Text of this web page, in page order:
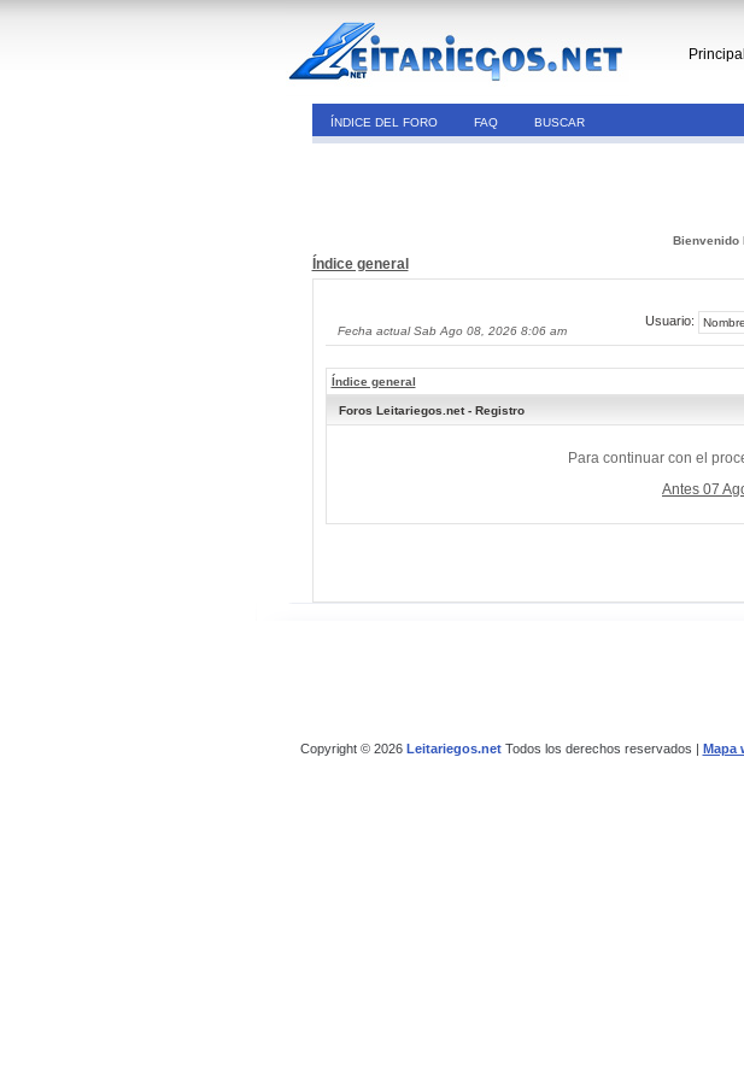
Principal
ÍNDICE DEL FORO FAQ BUSCAR
Bienvenido
Índice general
Fecha actual Sab Ago 08, 2026 8:06 am
Usuario:
Índice general
Foros Leitariegos.net - Registro
Para continuar con el
Antes 07
Copyright © 2026 Leitariegos.netTodos los derechos reservados | Mapa